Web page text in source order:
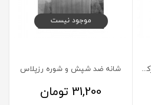
شامپو پنج کاره حاوی عصاره سرکه باباریا
موجود نیست
شانه ضد شپش و شوره رزپلاس
31,200 تومان